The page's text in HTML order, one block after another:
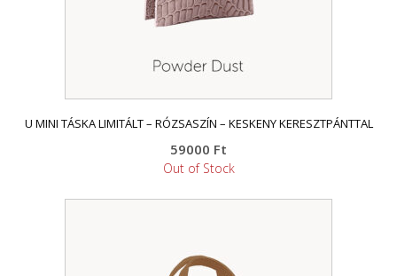
U MINI TÁSKA LIMITÁLT – RÓZSASZÍN – KESKENY KERESZTPÁNTTAL
59000 Ft
Out of Stock